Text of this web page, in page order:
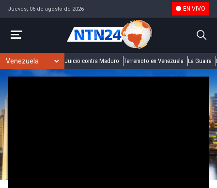
Jueves, 06 de agosto de 2026 EN VIVO
Juicio contra Maduro Terremoto en Venezuela La Guaira